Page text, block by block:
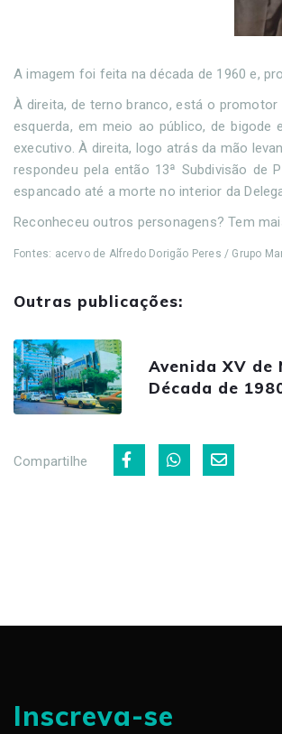
A imagem foi feita na década de 1960 e,
À direita, de terno branco, está o
esquerda, em meio ao público, de bigode
executivo. À direita, logo atrás da mão
respondeu pela então 13ª Subdivisão de
espancado até a morte no interior da
Reconheceu outros personagens? Tem
Fontes: acervo de Alfredo Dorigão Peres / Grupo
Outras publicações:
Avenida XV de
Década de
Compartilhe
Inscreva-se